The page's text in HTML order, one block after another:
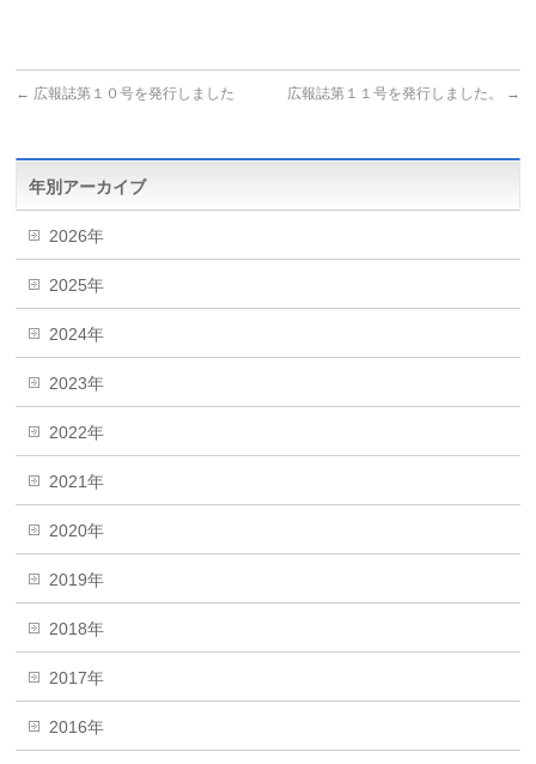
← 広報誌第１０号を発行しました 広報誌第１１号を発行しました。 →
年別アーカイブ
2026年
2025年
2024年
2023年
2022年
2021年
2020年
2019年
2018年
2017年
2016年